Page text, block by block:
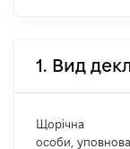
1. Вид
Щорічна
особи,